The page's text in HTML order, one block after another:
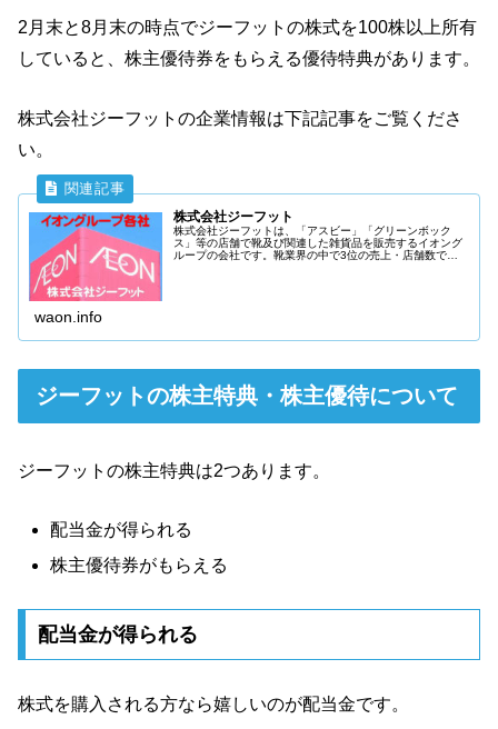
2月末と8月末の時点でジーフットの株式を100株以上所有
していると、株主優待券をもらえる優待特典があります。
株式会社ジーフットの企業情報は下記記事をご覧くださ
い。
株式会社ジーフット
株式会社ジーフットは、「アスビー」「グリーンボック
ス」等の店舗で靴及び関連した雑貨品を販売するイオング
ループの会社です。靴業界の中で3位の売上・店舗数で日
waon.info
ジーフットの株主特典・株主優待について
ジーフットの株主特典は2つあります。
配当金が得られる
株主優待券がもらえる
配当金が得られる
株式を購入される方なら嬉しいのが配当金です。